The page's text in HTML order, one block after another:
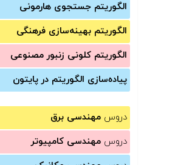
الگوریتم جستجوی هارمونی
الگوریتم بهینه‌سازی فرهنگی
الگوریتم کلونی زنبور مصنوعی
پیاده‌سازی الگوریتم در پایتون
دروس مهندسی برق
دروس مهندسی کامپیوتر